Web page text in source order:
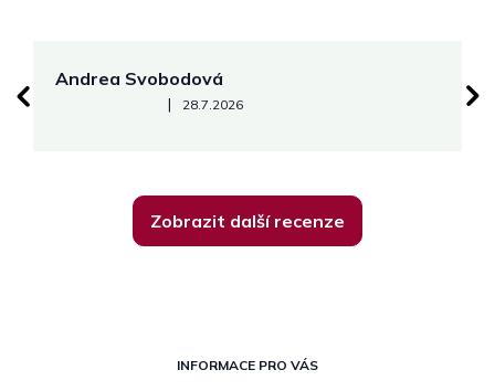
Andrea Svobodová
Hodnocení obchodu je 5 z 5 hvězdiček.
| 28.7.2026
Zobrazit další recenze
INFORMACE PRO VÁS